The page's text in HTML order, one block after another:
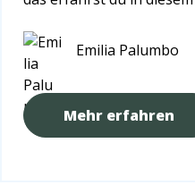
Emilia Palumbo
Mehr erfahren